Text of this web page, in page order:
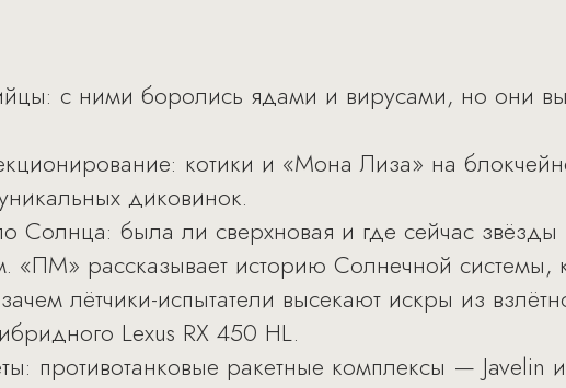
с ними боролись ядами и вирусами, но они
котики и «Мона Лиза» на
диковинок.
Солнца: была ли сверхновая и где сейчас
«ПМ» рассказывает историю Солнечной системы,
лётчики-испытатели высекают искры из
Lexus RX 450 HL.
противотанковые ракетные комплексы — Javelin